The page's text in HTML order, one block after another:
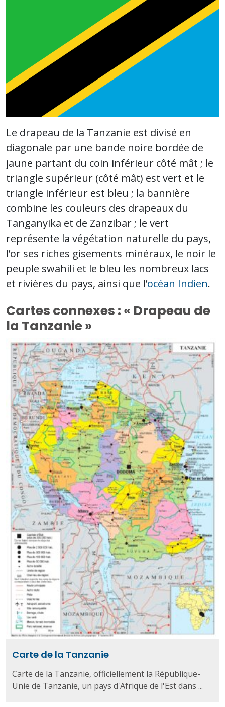
Le drapeau de la Tanzanie est divisé en
diagonale par une bande noire bordée de
jaune partant du coin inférieur côté mât ; le
triangle supérieur (côté mât) est vert et le
triangle inférieur est bleu ; la bannière
combine les couleurs des drapeaux du
Tanganyika et de Zanzibar ; le vert
représente la végétation naturelle du pays,
l’or ses riches gisements minéraux, le noir le
peuple swahili et le bleu les nombreux lacs
et rivières du pays, ainsi que l’océan Indien.
Cartes connexes : « Drapeau de
la Tanzanie »
Carte de la Tanzanie
Carte de la Tanzanie, officiellement la République-
Unie de Tanzanie, un pays d'Afrique de l'Est dans ...